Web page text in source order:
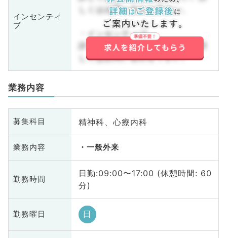
インセンティ
ブ
しくはお問い合わせ下さい。
・インセンティブ
詳しくはお問い合わせ下さい。詳
しくはお問い合わせ下さい。
業務内容
募集科目 精神科、心療内科
業務内容 一般外来
勤務時間
日勤:09:00〜17:00 (休憩時間: 60
分)
勤務曜日 日